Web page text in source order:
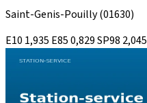
Saint-Genis-Pouilly(01630)
E10 1,935 E850,829SP98 2,045